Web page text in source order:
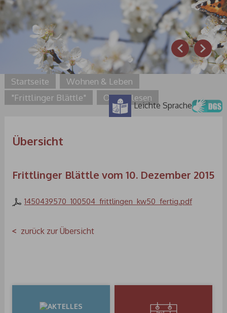
Prev Next
Startseite
Wohnen & Leben
"Frittlinger Blättle"
Online lesen
Übersicht
Frittlinger Blättle vom 10. Dezember 2015
1450439570_100504_frittlingen_kw50_fertig.pdf
zurück zur Übersicht
Leichte Sprache